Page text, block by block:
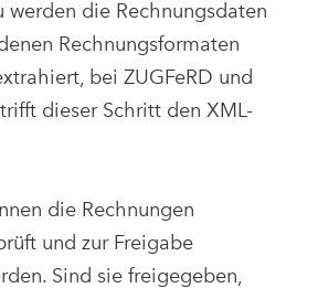
werden die Rechnungsdaten
Rechnungsformaten
bei ZUGFeRD und
dieser Schritt den XML-
die Rechnungen
und zur Freigabe
Sind sie freigegeben,